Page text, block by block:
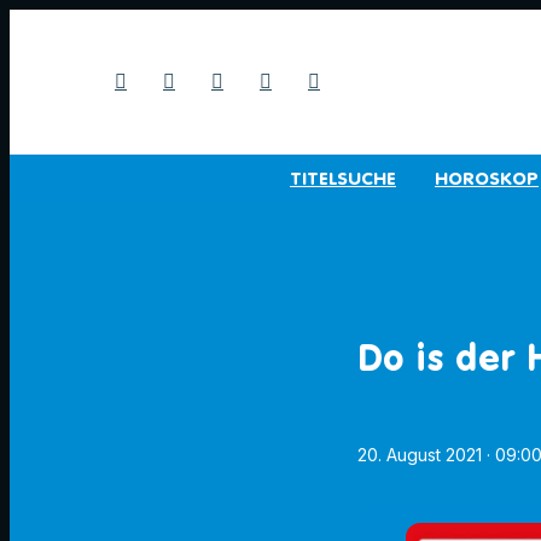
TITELSUCHE HOROSKOP
Do is der
20. August 2021 ·